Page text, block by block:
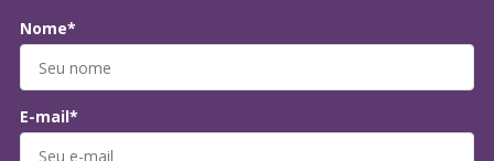
Nome*
E-mail*